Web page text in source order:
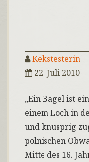
Kekstesterin
22. Juli 2010
„Ein Bagel ist
einem Loch in
und knusprig
polnischen
Mitte des 16.